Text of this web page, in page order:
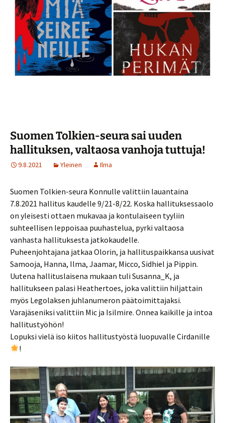
Suomen Tolkien-seura sai uuden
hallituksen, valtaosa vanhoja tuttuja!
9.8.2021 Yleinen Ilma
Suomen Tolkien-seura Konnulle valittiin lauantaina
7.8.2021 hallitus kaudelle 9/21-8/22. Koska hallituksessaolo
on yleisesti ottaen mukavaa ja kontulaiseen tyyliin
suhteellisen leppoisaa puuhastelua, pyrki valtaosa
vanhasta hallituksesta jatkokaudelle.
Puheenjohtajana jatkaa Olorin, ja hallituspaikkansa uusivat
Samooja, Hanna, Ilma, Jaamar, Micco, Sidhiel ja Pippin.
Uutena hallituslaisena mukaan tuli Susanna_K, ja
hallitukseen palasi Heathertoes, joka valittiin hiljattain
myös Legolaksen juhlanumeron päätoimittajaksi.
Varajäseniksi valittiin Mic ja Isilmire. Onnea kaikille ja intoa
hallitustyöhön!
Lopuksi vielä iso kiitos hallitustyöstä luopuvalle Cirdanille
!